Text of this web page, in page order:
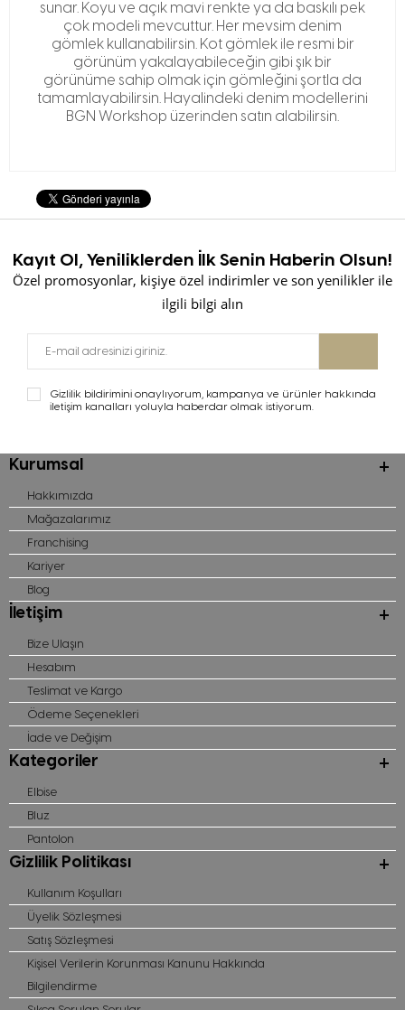
sunar. Koyu ve açık mavi renkte ya da baskılı pek
çok modeli mevcuttur. Her mevsim denim
gömlek kullanabilirsin. Kot gömlek ile resmi bir
görünüm yakalayabileceğin gibi şık bir
görünüme sahip olmak için gömleğini şortla da
tamamlayabilirsin. Hayalindeki denim modellerini
BGN Workshop üzerinden satın alabilirsin.
Kayıt Ol, Yeniliklerden İlk Senin Haberin Olsun!
Özel promosyonlar, kişiye özel indirimler ve son yenilikler ile
ilgili bilgi alın
Gizlilik bildirimini onaylıyorum, kampanya ve ürünler hakkında
iletişim kanalları yoluyla haberdar olmak istiyorum.
Kurumsal
Hakkımızda
Mağazalarımız
Franchising
Kariyer
Blog
İletişim
Bize Ulaşın
Hesabım
Teslimat ve Kargo
Ödeme Seçenekleri
İade ve Değişim
Kategoriler
Elbise
Bluz
Pantolon
Gizlilik Politikası
Kullanım Koşulları
Üyelik Sözleşmesi
Satış Sözleşmesi
Kişisel Verilerin Korunması Kanunu Hakkında
Bilgilendirme